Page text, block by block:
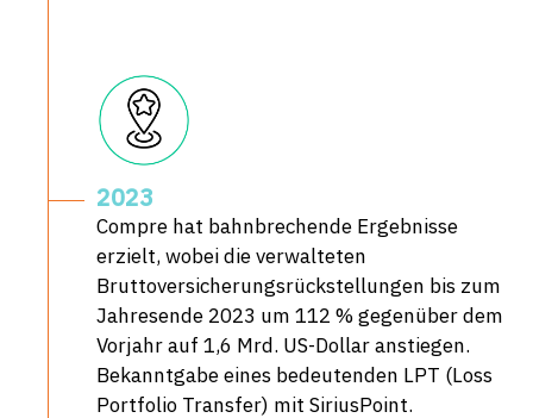
2023
Compre hat bahnbrechende Ergebnisse
erzielt, wobei die verwalteten
Bruttoversicherungsrückstellungen bis zum
Jahresende 2023 um 112 % gegenüber dem
Vorjahr auf 1,6 Mrd. US-Dollar anstiegen.
Bekanntgabe eines bedeutenden LPT (Loss
Portfolio Transfer) mit SiriusPoint.